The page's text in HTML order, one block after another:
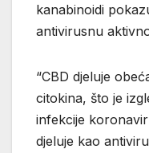
kanabinoidi
antivirusnu
“CBD djeluje
citokina, što je
infekcije
djeluje kao